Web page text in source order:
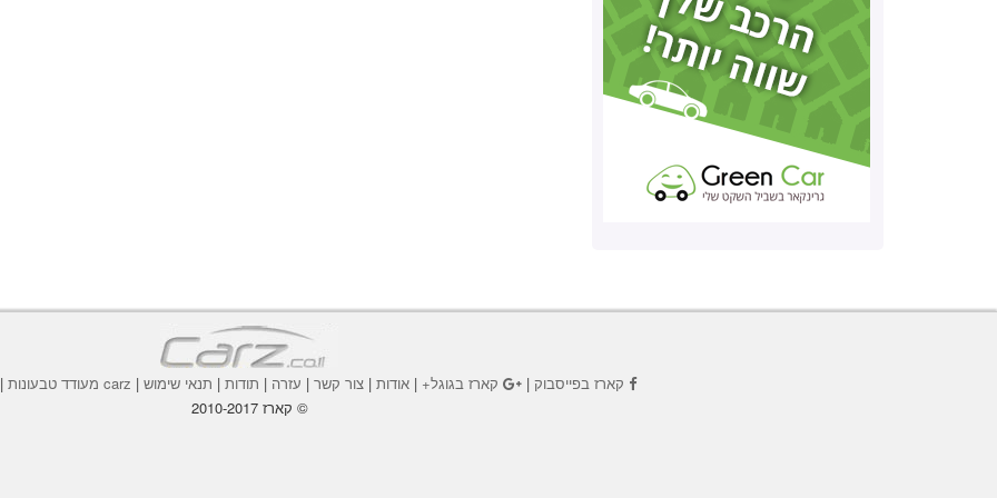
קארז בפייסבוק | קארז בגוגל+ | אודות | צור קשר | עזרה | תודות | תנאי שימוש | carz מעודד טבעונות |
© קארז 2010-2017